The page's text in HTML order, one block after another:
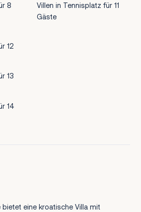
8
Villen in Tennisplatz für 11
Gäste
12
13
14
eine kroatische Villa mit